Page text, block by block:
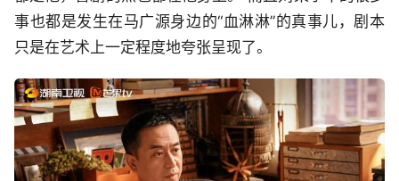
事也都是发生在马广源身边的“血淋淋”的真事儿，剧本
只是在艺术上一定程度地夸张呈现了。